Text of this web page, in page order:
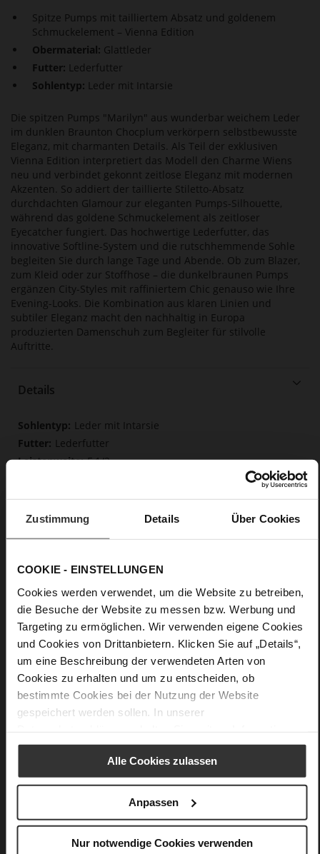
Zustimmung Details Über Cookies
COOKIE - EINSTELLUNGEN
Cookies werden verwendet, um die Website zu betreiben,
die Besuche der Website zu messen bzw. Werbung und
Targeting zu ermöglichen. Wir verwenden eigene Cookies
und Cookies von Drittanbietern. Klicken Sie auf „Details“,
um eine Beschreibung der verwendeten Arten von
Cookies zu erhalten und um zu entscheiden, ob
bestimmte Cookies bei der Nutzung der Website
gespeichert werden sollen. In unserer
Alle Cookies zulassen
Anpassen
Nur notwendige Cookies verwenden
Spitze Pumps mit tailliertem Absatz und goldenem
Schmuckelement – Vienna Edition
Obermaterial: Glattleder
Futter: Lederfutter
Sohlentyp: Leder mit Intarsie
Die spitzen Pumps "Marilyn" aus wunderbar weichem Leder
im dunklen Braunton Chocplum verkörpern selbstbewusste
Eleganz, mit charmanten Details. Als Teil der exklusiven
Vienna Edition interpretiert das Modell den Charme Wiens
neu und verbindet gekonnt zeitlose Eleganz mit modernen
Akzenten. So addiert der taillierte Stiletto-Absatz
durchdachten Glamour zur eleganten Pumps-Silhouette,
während das goldene Schmuckelement als zeitloser
Eyecatcher fungiert. Das hochwertige Lederfutter, das
innovative Softline-System und die rutschhemmende Sohle
begleiten Sie durch lange Tage und Abende. Ob zum Blazer,
zum Kleid oder zur Stoffhose – die dunkelbraunen Pumps
ergänzen City-Styles mit raffiniertem Chic genauso wie Ihre
Evening-Looks. Die Kombination aus klaren Linien und
subtiler Eleganz macht den nachhaltig in Europa
produzierten Damenschuh zum Begleiter für stilvolle
Auftritte.
Details
Mehr
Informationen
Leder mit Intarsie
Lederfutter
F 1/2
Made in Europe, Obermaterial (LEATHER
Softline, Nachhaltiges Produkt, Made in Europe
Kein Verschluss
Pfennigabsatz / Stiletto
weiches Kalbleder, glatte Optik